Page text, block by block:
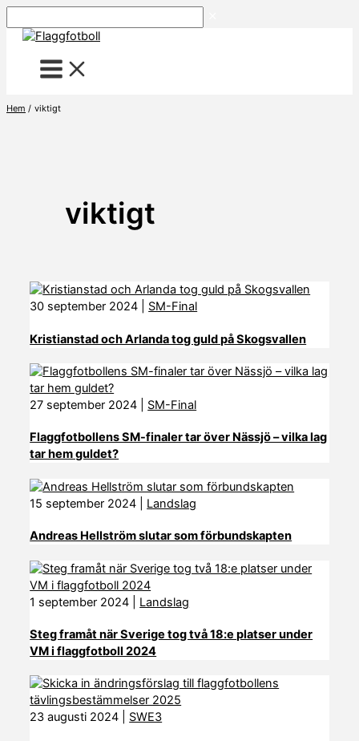
till
Hem viktigt
viktigt
30 september 2024 SM-Final
Kristianstad och Arlanda tog guld på Skogsvallen
27 september 2024 SM-Final
Flaggfotbollens SM-finaler tar över Nässjö – vilka lag
tar hem guldet?
15 september 2024 Landslag
Andreas Hellström slutar som förbundskapten
1 september 2024 Landslag
Steg framåt när Sverige tog två 18:e platser under
VM i flaggfotboll 2024
23 augusti 2024 SWE3